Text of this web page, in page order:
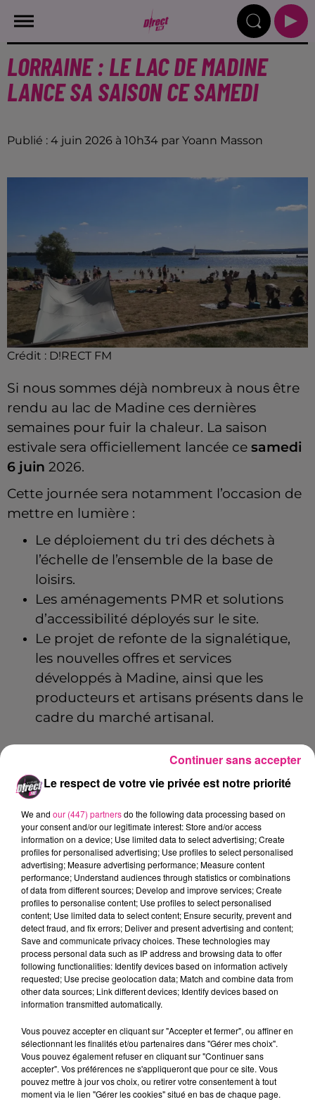
LORRAINE : LE LAC DE MADINE
LANCE SA SAISON CE SAMEDI
Publié : 4 juin 2026 à 10h34 par Yoann Masson
Crédit : D!RECT FM
Si nous sommes déjà nombreux à nous être
rendu au lac de Madine ces dernières
semaines pour fuir la chaleur. La saison
estivale sera officiellement lancée ce samedi
6 juin 2026.
Cette journée sera notamment l’occasion de
mettre en lumière :
Le déploiement du tri des déchets à
l’échelle de l’ensemble de la base de
loisirs.
Les aménagements PMR et solutions
d’accessibilité déployés sur le site.
Le projet de refonte de la signalétique,
les nouvelles offres et services
développés à Madine, ainsi que les
producteurs et artisans présents dans le
cadre du marché artisanal.
LE PETIT MARCHÉ DE MADINE SERA
DE RETOUR
Le 7 juin, leLac de Madineaccueillera une
nouvelle édition du Petit Marché de Madine
sur l’espace camping d’Heudicourt.
Organisée en partenariat avec les Chambres
d’agriculture de laMeuseet deMeurthe-et-
Moselle, cette manifestation mettra en
lumière les producteurs locaux et les circuits
courts. D’autres éditions se tiendront
également chaque dimanche en juillet, en
août, ainsi qu’au mois de septembre.
FIL ACTUS
5 août 2026
Casting de Woof : l'Euro-Métropole de Metz part à la recherche de...
Le respect de votre vie privée est notre priorité
We and our (447) partnersdo the following data processing based on
your consent and/or our legitimate interest: Store and/or access
information on a device; Use limited data to select advertising; Create
profiles for personalised advertising; Use profiles to select personalised
advertising; Measure advertising performance; Measure content
performance; Understand audiences through statistics or combinations
of data from different sources; Develop and improve services; Create
profiles to personalise content; Use profiles to select personalised
content; Use limited data to select content; Ensure security, prevent and
detect fraud, and fix errors; Deliver and present advertising and content;
Save and communicate privacy choices. These technologies may
process personal data such as IP address and browsing data to offer
following functionalities: Identify devices based on information actively
requested; Use precise geolocation data; Match and combine data from
other data sources; Link different devices; Identify devices based on
information transmitted automatically.
Vous pouvez accepter en cliquant sur "Accepter et fermer", ou affiner en
sélectionnant les finalités et/ou partenaires dans "Gérer mes choix".
Vous pouvez également refuser en cliquant sur "Continuer sans
accepter". Vos préférences ne s'appliqueront que pour ce site. Vous
pouvez mettre à jour vos choix, ou retirer votre consentement à tout
moment via le lien "Gérer les cookies" situé en bas de chaque page.
Continuer sans accepter